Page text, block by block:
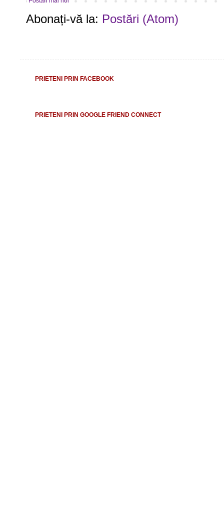
Abonați-vă la: Postări (Atom)
PRIETENI PRIN FACEBOOK
PRIETENI PRIN GOOGLE FRIEND CONNECT